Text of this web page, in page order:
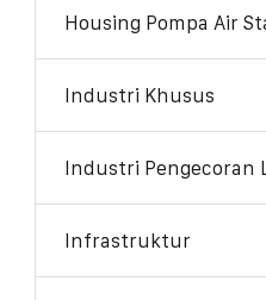
Housing Pompa Air
Industri Khusus
Industri Pengecoran
Infrastruktur